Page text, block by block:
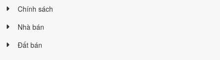
Chính sách
Nhà bán
Đất bán